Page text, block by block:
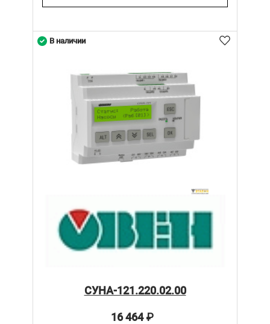
СУНА-121.220.02.00
16 464₽
В наличии